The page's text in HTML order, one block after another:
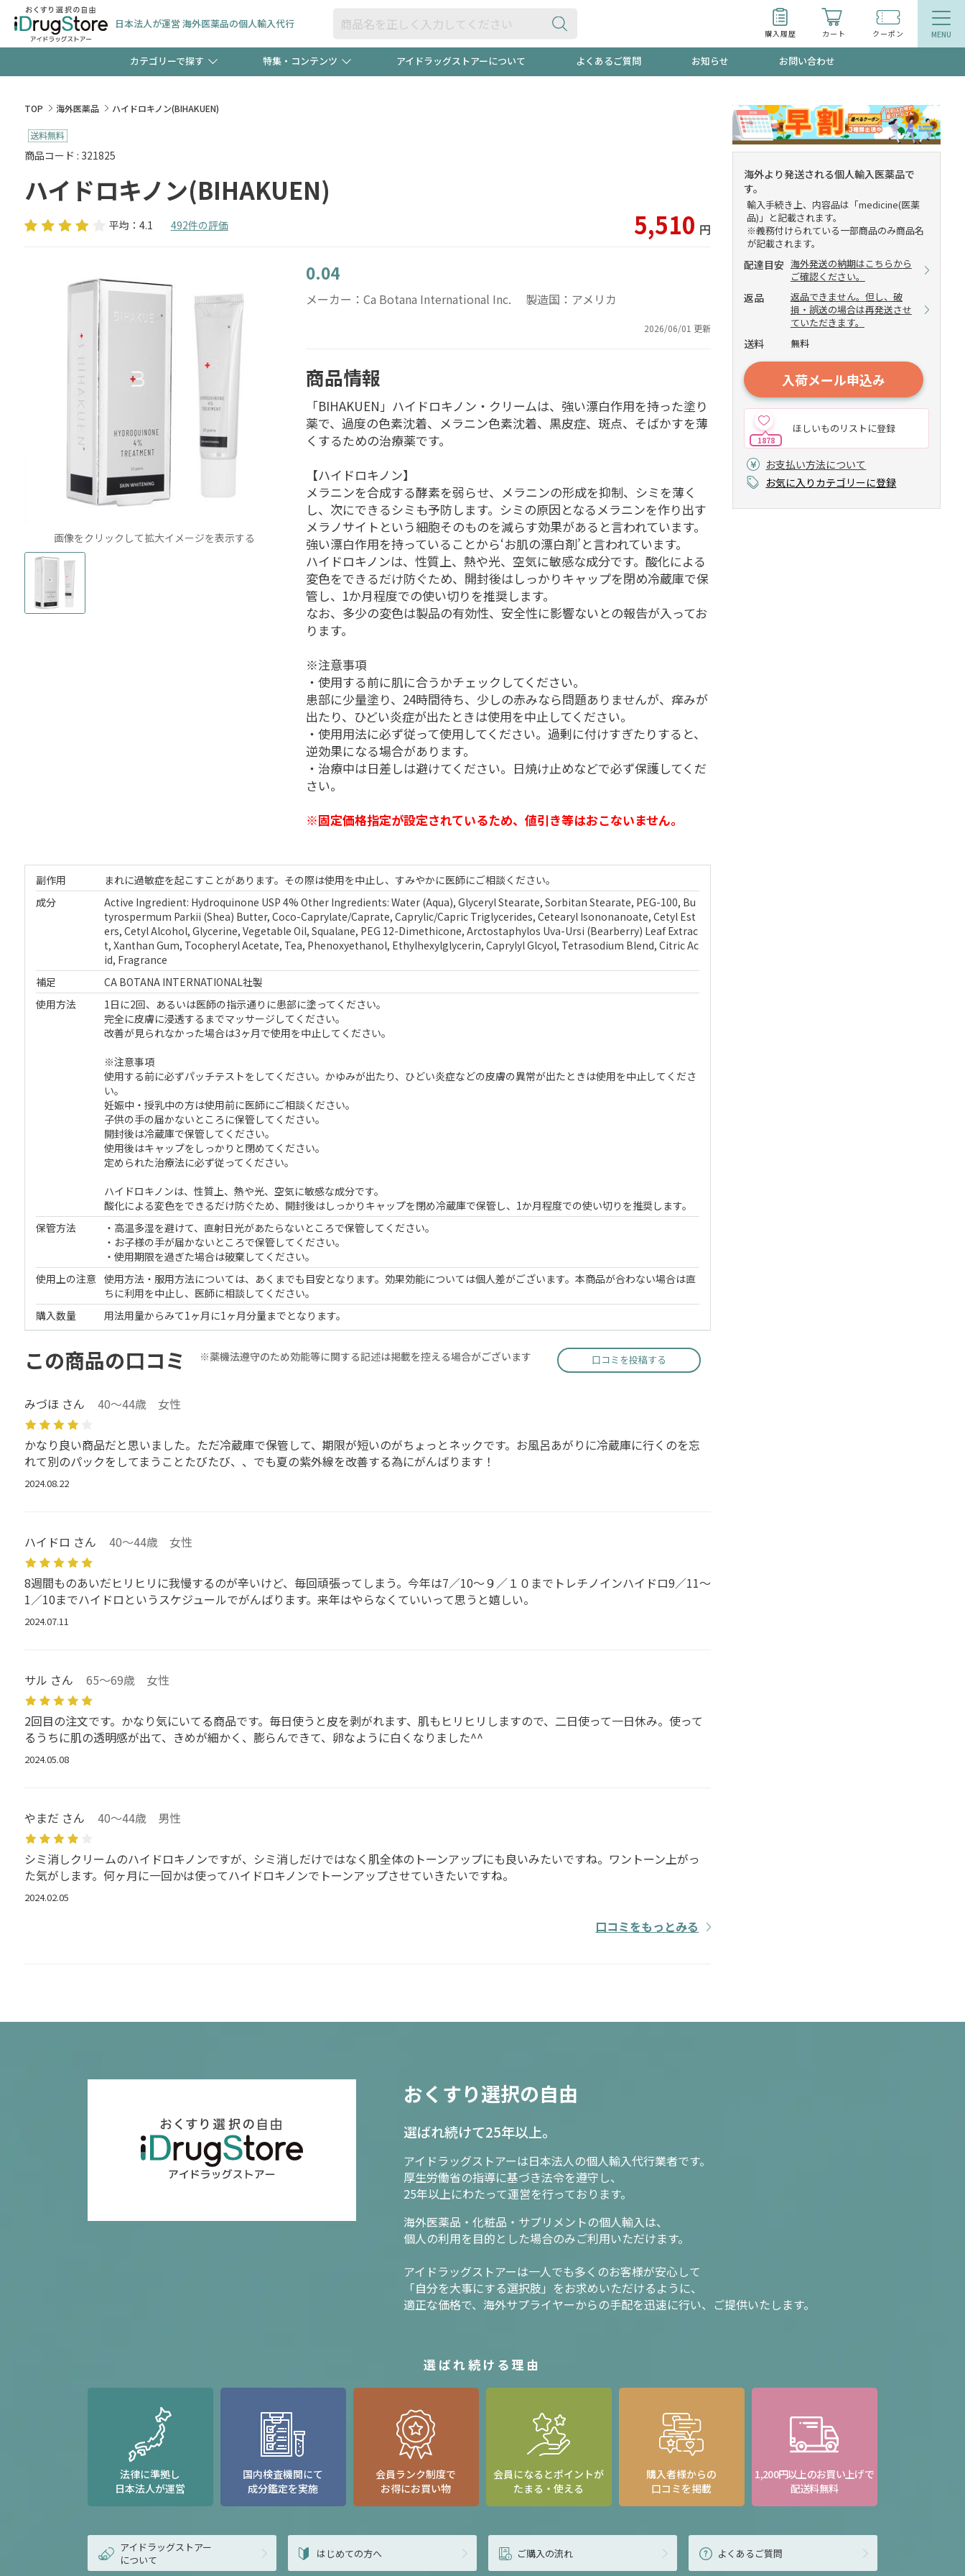
日本法人が運営 海外医薬品の個人輸入代行
購入履歴 カート クーポン
カテゴリーで探す
食品
検査キット ペット用品
特集・コンテンツ
【早割】お得なクーポン"3種類"出現中！今月のスト
極冷メントールで、夏の頭皮ストレスを完全リセッ
新規登録で！今すぐ使えるクーポンプレゼント中！！ 当店スタッフが贈る音声プログラム
友だち大募集！限定クーポンも不定期配信 今売れているものが一目でわかるランキング
アイドラッグストアーについて よくあるご質問 お知らせ お問い合わせ
TOP 海外医薬品 ハイドロキノン(BIHAKUEN)
商品コード : 321825
ハイドロキノン(BIHAKUEN)
平均：4.1 492件の評価 5,510 円
画像をクリックして拡大イメージを表示する
0.04
メーカー：Ca Botana International Inc. 製造国：アメリカ
2026/06/01 更新
商品情報
「BIHAKUEN」ハイドロキノン・クリームは、強い漂白作用を持った塗り
薬で、過度の色素沈着、メラニン色素沈着、黒皮症、斑点、そばかすを薄
くするための治療薬です。
【ハイドロキノン】
メラニンを合成する酵素を弱らせ、メラニンの形成を抑制、シミを薄く
し、次にできるシミも予防します。シミの原因となるメラニンを作り出す
メラノサイトという細胞そのものを減らす効果があると言われています。
強い漂白作用を持っていることから‘お肌の漂白剤’と言われています。
ハイドロキノンは、性質上、熱や光、空気に敏感な成分です。酸化による
変色をできるだけ防ぐため、開封後はしっかりキャップを閉め冷蔵庫で保
管し、1か月程度での使い切りを推奨します。
なお、多少の変色は製品の有効性、安全性に影響ないとの報告が入ってお
ります。
※注意事項
・使用する前に肌に合うかチェックしてください。
患部に少量塗り、24時間待ち、少しの赤みなら問題ありませんが、痒みが
出たり、ひどい炎症が出たときは使用を中止してください。
・使用用法に必ず従って使用してください。過剰に付けすぎたりすると、
逆効果になる場合があります。
・治療中は日差しは避けてください。日焼け止めなどで必ず保護してくだ
さい。
※固定価格指定が設定されているため、値引き等はおこないません。
海外より発送される個人輸入医薬品で
す。
輸入手続き上、内容品は「medicine(医薬
品)」と記載されます。
※義務付けられている一部商品のみ商品名
が記載されます。
配達目安 海外発送の納期はこちらから
ご確認ください。
返品
返品できません。但し、破
損・誤送の場合は再発送させ
ていただきます。
送料 無料
入荷メール申込み
ほしいものリストに登録
1878
お支払い方法について
お気に入りカテゴリーに登録
副作用
まれに過敏症を起こすことがあります。その際は使用を中止し、すみやかに医師にご相談ください。
成分
Active Ingredient: Hydroquinone USP 4% Other Ingredients: Water (Aqua), Glyceryl Stearate, Sorbitan Stearate, PEG-100, Bu
tyrospermum Parkii (Shea) Butter, Coco-Caprylate/Caprate, Caprylic/Capric Triglycerides, Cetearyl Isononanoate, Cetyl Est
ers, Cetyl Alcohol, Glycerine, Vegetable Oil, Squalane, PEG 12-Dimethicone, Arctostaphylos Uva-Ursi (Bearberry) Leaf Extrac
t, Xanthan Gum, Tocopheryl Acetate, Tea, Phenoxyethanol, Ethylhexylglycerin, Caprylyl Glcyol, Tetrasodium Blend, Citric Ac
id, Fragrance
補足
CA BOTANA INTERNATIONAL社製
使用方法
1日に2回、あるいは医師の指示通りに患部に塗ってください。
完全に皮膚に浸透するまでマッサージしてください。
改善が見られなかった場合は3ヶ月で使用を中止してください。
※注意事項
使用する前に必ずパッチテストをしてください。かゆみが出たり、ひどい炎症などの皮膚の異常が出たときは使用を中止してくださ
い。
妊娠中・授乳中の方は使用前に医師にご相談ください。
子供の手の届かないところに保管してください。
開封後は冷蔵庫で保管してください。
使用後はキャップをしっかりと閉めてください。
定められた治療法に必ず従ってください。
ハイドロキノンは、性質上、熱や光、空気に敏感な成分です。
酸化による変色をできるだけ防ぐため、開封後はしっかりキャップを閉め冷蔵庫で保管し、1か月程度での使い切りを推奨します。
保管方法
・高温多湿を避けて、直射日光があたらないところで保管してください。
・お子様の手が届かないところで保管してください。
・使用期限を過ぎた場合は破棄してください。
使用上の注意 使用方法・服用方法については、あくまでも目安となります。効果効能については個人差がございます。本商品が合わない場合は直
ちに利用を中止し、医師に相談してください。
購入数量
用法用量からみて1ヶ月に1ヶ月分量までとなります。
この商品の口コミ ※薬機法遵守のため効能等に関する記述は掲載を控える場合がございます 口コミを投稿する
みづほ さん 40～44歳 女性
かなり良い商品だと思いました。ただ冷蔵庫で保管して、期限が短いのがちょっとネックです。お風呂あがりに冷蔵庫に行くのを忘
れて別のパックをしてまうことたびたび、、でも夏の紫外線を改善する為にがんばります！
2024.08.22
ハイドロ さん 40～44歳 女性
8週間ものあいだヒリヒリに我慢するのが辛いけど、毎回頑張ってしまう。今年は7／10〜９／１０までトレチノインハイドロ9／11〜
1／10までハイドロというスケジュールでがんばります。来年はやらなくていいって思うと嬉しい。
2024.07.11
サル さん 65～69歳 女性
2回目の注文です。かなり気にいてる商品です。毎日使うと皮を剥がれます、肌もヒリヒリしますので、二日使って一日休み。使って
るうちに肌の透明感が出て、きめが細かく、膨らんできて、卵なように白くなりました^^
2024.05.08
やまだ さん 40～44歳 男性
シミ消しクリームのハイドロキノンですが、シミ消しだけではなく肌全体のトーンアップにも良いみたいですね。ワントーン上がっ
た気がします。何ヶ月に一回かは使ってハイドロキノンでトーンアップさせていきたいですね。
2024.02.05
口コミをもっとみる
おくすり選択の自由
選ばれ続けて25年以上。
アイドラッグストアーは日本法人の個人輸入代行業者です。
厚生労働省の指導に基づき法令を遵守し、
25年以上にわたって運営を行っております。
海外医薬品・化粧品・サプリメントの個人輸入は、
個人の利用を目的とした場合のみご利用いただけます。
アイドラッグストアーは一人でも多くのお客様が安心して
「自分を大事にする選択肢」をお求めいただけるように、
適正な価格で、海外サプライヤーからの手配を迅速に行い、ご提供いたします。
選ばれ続ける理由
法律に準拠し
日本法人が運営
国内検査機関にて
成分鑑定を実施
会員ランク制度で
お得にお買い物
会員になるとポイントが
たまる・使える
購入者様からの
口コミを掲載
1,200円以上のお買い上げで
配送料無料
アイドラッグストアー
について
はじめての方へ ご購入の流れ よくあるご質問